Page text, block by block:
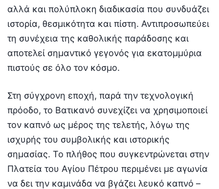
αλλά και πολύπλοκη διαδικασία που συνδυάζει
ιστορία, θεσμικότητα και πίστη. Αντιπροσωπεύει
τη συνέχεια της καθολικής παράδοσης και
αποτελεί σημαντικό γεγονός για εκατομμύρια
πιστούς σε όλο τον κόσμο.
Στη σύγχρονη εποχή, παρά την τεχνολογική
πρόοδο, το Βατικανό συνεχίζει να χρησιμοποιεί
τον καπνό ως μέρος της τελετής, λόγω της
ισχυρής του συμβολικής και ιστορικής
σημασίας. Το πλήθος που συγκεντρώνεται στην
Πλατεία του Αγίου Πέτρου περιμένει με αγωνία
να δει την καμινάδα να βγάζει λευκό καπνό –